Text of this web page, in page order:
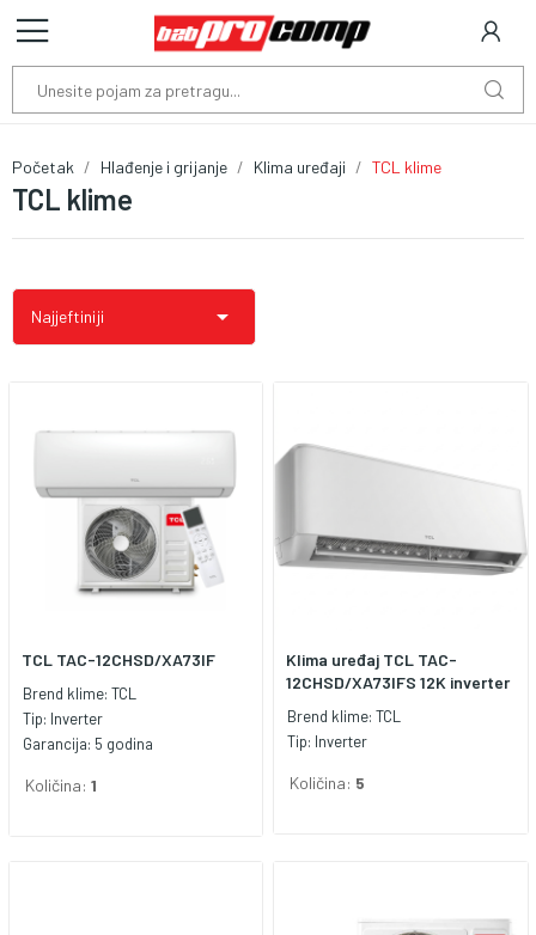
TCL klime
Početak Hlađenje i grijanje Klima uređaji TCL klime
Najjeftiniji 
TCL TAC-12CHSD/XA73IF
Brend klime: TCL
Tip: Inverter
Garancija: 5 godina
Količina: 1
Klima uređaj TCL TAC-
12CHSD/XA73IFS 12K inverter
Brend klime: TCL
Tip: Inverter
Količina: 5